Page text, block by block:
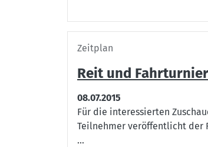
Zeitplan
Reit und
08.07.2015
Für die interessierten
Teilnehmer veröffentlicht der
...